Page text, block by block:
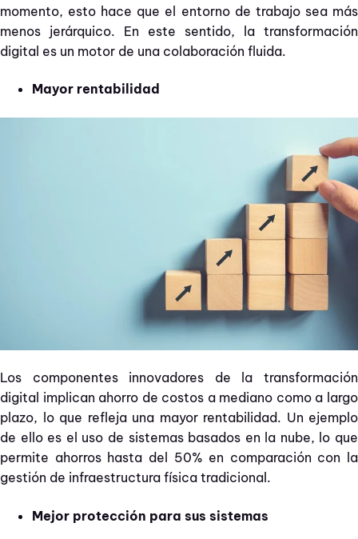
momento, esto hace que el entorno de trabajo sea más
menos jerárquico. En este sentido, la transformación
digital es un motor de una colaboración fluida.
Mayor rentabilidad
Los componentes innovadores de la transformación
digital implican ahorro de costos a mediano como a largo
plazo, lo que refleja una mayor rentabilidad. Un ejemplo
de ello es el uso de sistemas basados en la nube, lo que
permite ahorros hasta del 50% en comparación con la
gestión de infraestructura física tradicional.
Mejor protección para sus sistemas